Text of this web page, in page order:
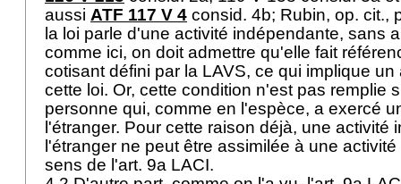
aussi ATF 117 V 4 consid. 4b; Rubin, op. cit.,
la loi parle d'une activité indépendante, sans
comme ici, on doit admettre qu'elle fait
cotisant défini par la LAVS, ce qui implique
cette loi. Or, cette condition n'est pas remplie
personne qui, comme en l'espèce, a exercé
l'étranger. Pour cette raison déjà, une activité
l'étranger ne peut être assimilée à une
sens de l'art. 9a LACI.